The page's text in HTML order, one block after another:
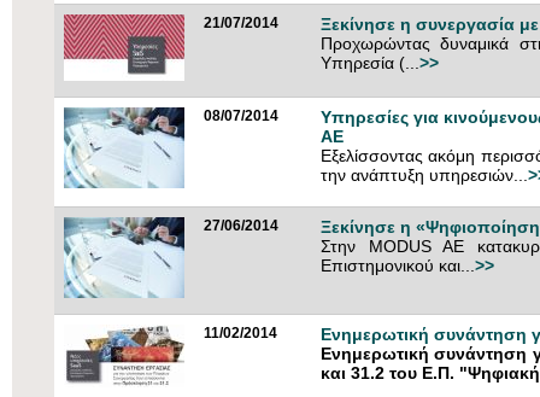
21/07/2014
Ξεκίνησε η συνεργασία
Προχωρώντας δυναμικά
Υπηρεσία (... >>
08/07/2014
Υπηρεσίες για
AE
Εξελίσσοντας ακόμη
την ανάπτυξη υπηρεσιών...
27/06/2014
Ξεκίνησε η
Στην MODUS AE
Επιστημονικού και... >>
11/02/2014
Ενημερωτική συνάντηση
Ενημερωτική συνάντηση
και 31.2 του Ε.Π.